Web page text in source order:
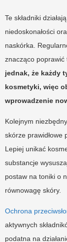
Te składniki
niedoskonałości
naskórka.
znacząco poprawić
jednak, że każdy
kosmetyki, więc
wprowadzenie
Kolejnym
skórze prawidłowe
Lepiej unikać
substancje
postaw na toniki o
równowagę skóry.
Ochrona
aktywnych
podatna na